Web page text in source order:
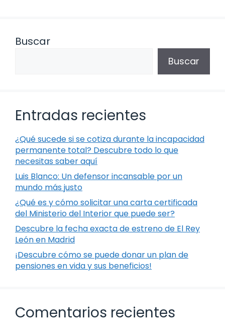
Buscar
Buscar
Entradas recientes
¿Qué sucede si se cotiza durante la incapacidad
permanente total? Descubre todo lo que
necesitas saber aquí
Luis Blanco: Un defensor incansable por un
mundo más justo
¿Qué es y cómo solicitar una carta certificada
del Ministerio del Interior que puede ser?
Descubre la fecha exacta de estreno de El Rey
León en Madrid
¡Descubre cómo se puede donar un plan de
pensiones en vida y sus beneficios!
Comentarios recientes